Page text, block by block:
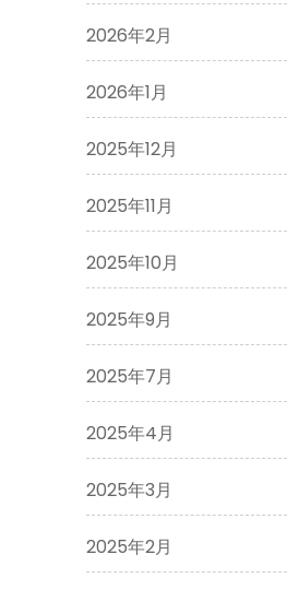
2026年2月
2026年1月
2025年12月
2025年11月
2025年10月
2025年9月
2025年7月
2025年4月
2025年3月
2025年2月